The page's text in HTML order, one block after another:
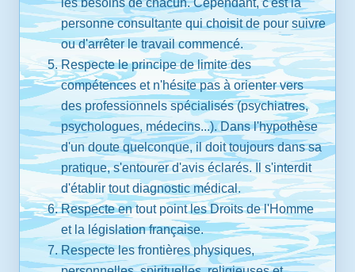
personne consultante qui choisit de pour suivre
ou d'arrêter le travail commencé.
Respecte le principe de limite des
compétences et n'hésite pas à orienter vers
des professionnels spécialisés (psychiatres,
psychologues, médecins...). Dans l'hypothèse
d'un doute quelconque, il doit toujours dans sa
pratique, s'entourer d'avis éclarés. Il s'interdit
d'établir tout diagnostic médical.
Respecte en tout point les Droits de l'Homme
et la législation française.
Respecte les frontières physiques,